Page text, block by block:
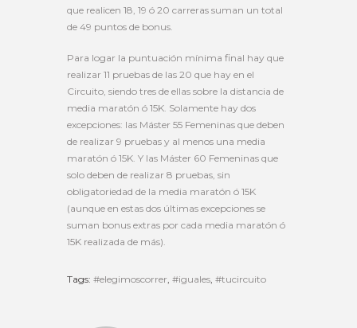
que realicen 18, 19 ó 20 carreras suman un total
de 49 puntos de bonus.
Para logar la puntuación mínima final hay que
realizar 11 pruebas de las 20 que hay en el
Circuito, siendo tres de ellas sobre la distancia de
media maratón ó 15K. Solamente hay dos
excepciones: las Máster 55 Femeninas que deben
de realizar 9 pruebas y al menos una media
maratón ó 15K. Y las Máster 60 Femeninas que
solo deben de realizar 8 pruebas, sin
obligatoriedad de la media maratón ó 15K
(aunque en estas dos últimas excepciones se
suman bonus extras por cada media maratón ó
15K realizada de más).
Tags: #elegimoscorrer, #iguales, #tucircuito